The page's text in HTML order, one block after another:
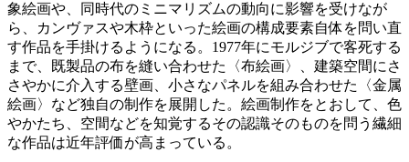
象絵画や、同時代のミニマリズムの動向に影響を受けなが
ら、カンヴァスや木枠といった絵画の構成要素自体を問い直
す作品を手掛けるようになる。 1977年にモルジブで客死する
まで、既製品の布を縫い合わせた〈布絵画〉、建築空間にさ
さやかに介入する壁画、小さなパネルを組み合わせた〈金属
絵画〉など独自の制作を展開した。絵画制作をとおして、色
やかたち、空間などを知覚するその認識そのものを問う繊細
な作品は近年評価が高まっている。